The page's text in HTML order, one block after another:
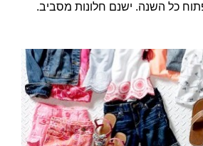
כל השנה. ישנם חלונות מסביב.